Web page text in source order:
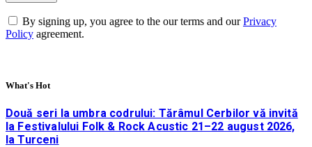
By signing up, you agree to the our terms and ourPrivacy
Policy agreement.
What's Hot
Două seri la umbra codrului: Tărâmul Cerbilor vă invită
la Festivalului Folk & Rock Acustic 21–22 august 2026,
la Turceni